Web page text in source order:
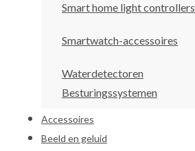
Smart home light controllers
Smartwatch-accessoires
Waterdetectoren
Besturingssystemen
Accessoires
Beeld en geluid